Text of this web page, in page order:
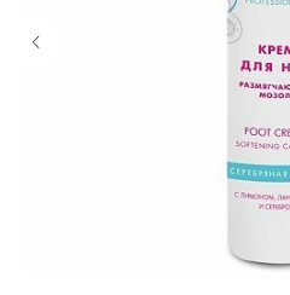
ОПЛАТА
ДОСТАВКА
КОНТАКТЫ